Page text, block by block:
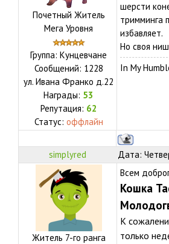
Почетный Житель
Мега Уровня
Группа: Кунцевчане
Сообщений: 1228
ул. Ивана Франко д.22
Награды: 53
Репутация: 62
Статус: оффлайн
шерсти
тримминга
избавляет.
Но своя
In My
simplyred Дата:
Житель 7-го ранга
Всем
Кошка
К
только